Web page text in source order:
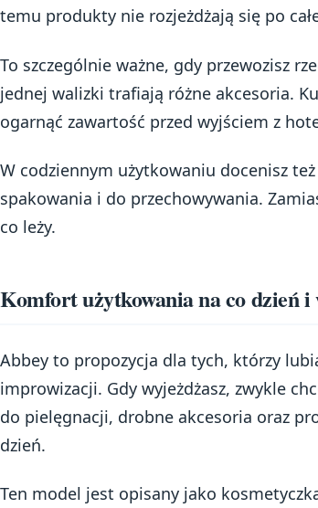
temu produkty nie rozjeżdżają się po
To szczególnie ważne, gdy przewozisz
jednej walizki trafiają różne akcesoria.
ogarnąć zawartość przed wyjściem z
W codziennym użytkowaniu docenisz
spakowania i do przechowywania.
co leży.
Komfort użytkowania na co dzień i
Abbey to propozycja dla tych, którzy
improwizacji. Gdy wyjeżdżasz, zwykle
do pielęgnacji, drobne akcesoria oraz
dzień.
Ten model jest opisany jako